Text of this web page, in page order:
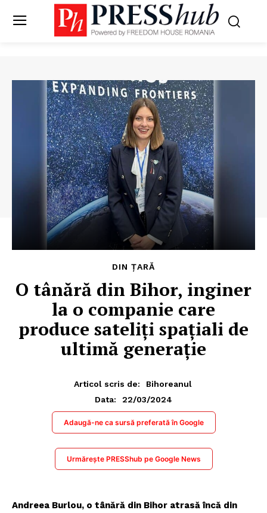
DIN ȚARĂ
O tânără din Bihor, inginer
la o companie care
produce sateliți spațiali de
ultimă generație
Articol scris de:
Bihoreanul
Data:
22/03/2024
Adaugă-ne ca sursă preferată în Google
Urmărește PRESShub pe Google News
Andreea Burlou, o tânără din Bihor atrasă încă din